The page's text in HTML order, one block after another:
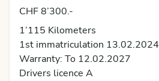
CHF 8’300.-
1’115 Kilometers
1st immatriculation 13.02.2024
Warranty: To 12.02.2027
Drivers licence A